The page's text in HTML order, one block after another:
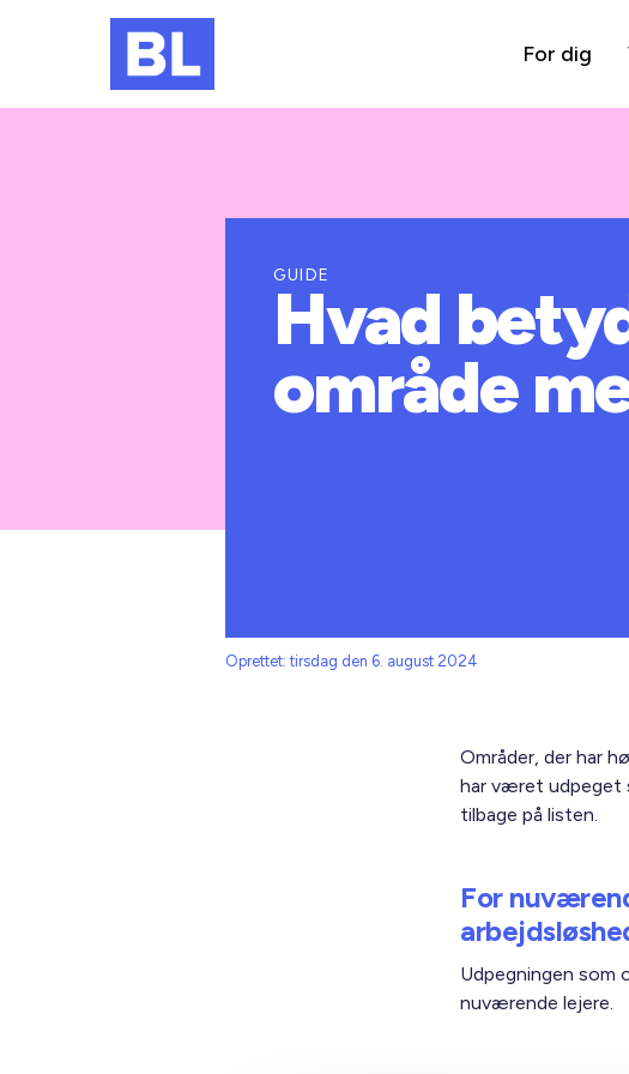
For dig
GUIDE
Hvad
område
Oprettet: tirsdag den 6. august 2024
Områder, der har
har været udpeget
tilbage på listen.
For
Udpegningen som
nuværende lejere.